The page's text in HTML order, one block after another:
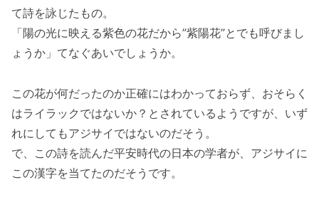
て詩を詠じたもの。
「陽の光に映える紫色の花だから”紫陽花”とでも呼びまし
ょうか」てなぐあいでしょうか。
この花が何だったのか正確にはわかっておらず、おそらく
はライラックではないか？とされているようですが、いず
れにしてもアジサイではないのだそう。
で、この詩を読んだ平安時代の日本の学者が、アジサイに
この漢字を当てたのだそうです。